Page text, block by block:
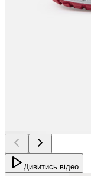
Дивитись відео